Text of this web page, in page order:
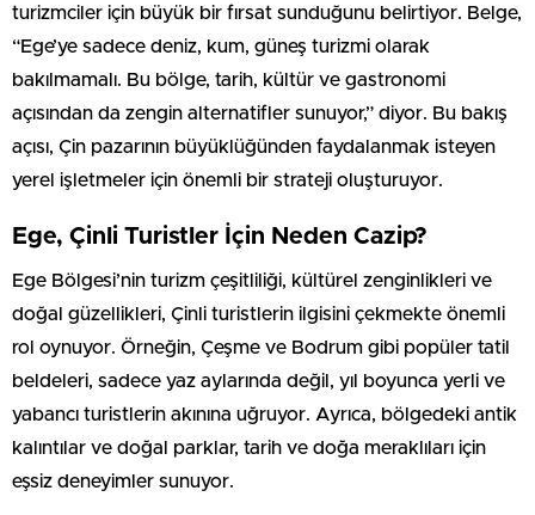
turizmciler için büyük bir fırsat sunduğunu belirtiyor. Belge,
“Ege’ye sadece deniz, kum, güneş turizmi olarak
bakılmamalı. Bu bölge, tarih, kültür ve gastronomi
açısından da zengin alternatifler sunuyor,” diyor. Bu bakış
açısı, Çin pazarının büyüklüğünden faydalanmak isteyen
yerel işletmeler için önemli bir strateji oluşturuyor.
Ege, Çinli Turistler İçin Neden Cazip?
Ege Bölgesi’nin turizm çeşitliliği, kültürel zenginlikleri ve
doğal güzellikleri, Çinli turistlerin ilgisini çekmekte önemli
rol oynuyor. Örneğin, Çeşme ve Bodrum gibi popüler tatil
beldeleri, sadece yaz aylarında değil, yıl boyunca yerli ve
yabancı turistlerin akınına uğruyor. Ayrıca, bölgedeki antik
kalıntılar ve doğal parklar, tarih ve doğa meraklıları için
eşsiz deneyimler sunuyor.